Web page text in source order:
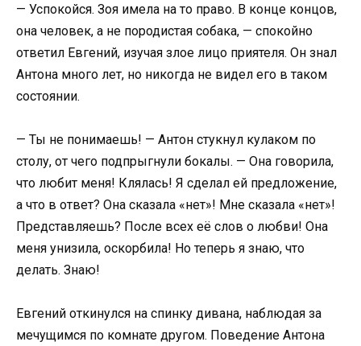
— Успокойся. Зоя имела на то право. В конце концов,
она человек, а не породистая собака, — спокойно
ответил Евгений, изучая злое лицо приятеля. Он знал
Антона много лет, но никогда не видел его в таком
состоянии.
— Ты не понимаешь! — Антон стукнул кулаком по
столу, от чего подпрыгнули бокалы. — Она говорила,
что любит меня! Клялась! Я сделал ей предложение,
а что в ответ? Она сказала «нет»! Мне сказала «нет»!
Представляешь? После всех её слов о любви! Она
меня унизила, оскорбила! Но теперь я знаю, что
делать. Знаю!
Евгений откинулся на спинку дивана, наблюдая за
мечущимся по комнате другом. Поведение Антона